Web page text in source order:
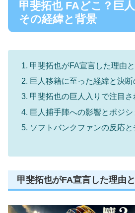
甲斐拓也 FAどこ？巨
その経緯と背景
甲斐拓也がFA宣言した理由と
巨人移籍に至った経緯と決断
甲斐拓也の巨人入りで注目
巨人捕手陣への影響とポジシ
ソフトバンクファンの反応
甲斐拓也がFA宣言した理由